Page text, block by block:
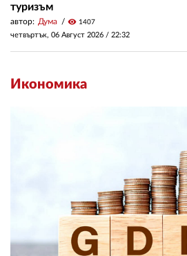
туризъм
автор: Дума visibility 1407
четвъртък, 06 Август 2026 / 22:32
Икономика